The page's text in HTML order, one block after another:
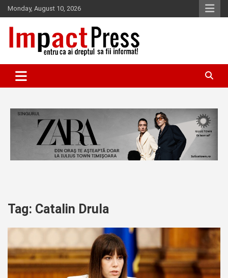
Skip
to
content
Monday, August 10, 2026
IMPACTPRESS
Tag: Catalin Drula